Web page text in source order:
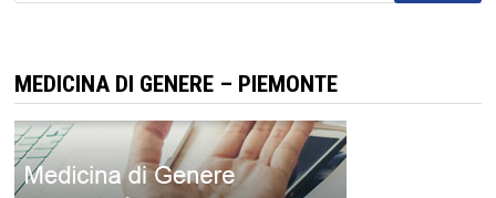
MEDICINA DI GENERE – PIEMONTE